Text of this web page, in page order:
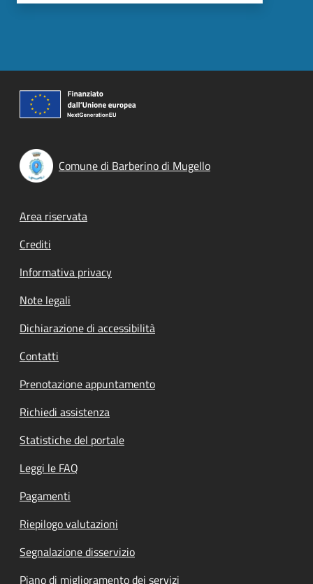
Comune di Barberino di Mugello
Footer menu
Area riservata
Crediti
Informativa privacy
Note legali
Dichiarazione di accessibilità
Contatti
Prenotazione appuntamento
Richiedi assistenza
Statistiche del portale
Leggi le FAQ
Pagamenti
Riepilogo valutazioni
Segnalazione disservizio
Piano di miglioramento dei servizi